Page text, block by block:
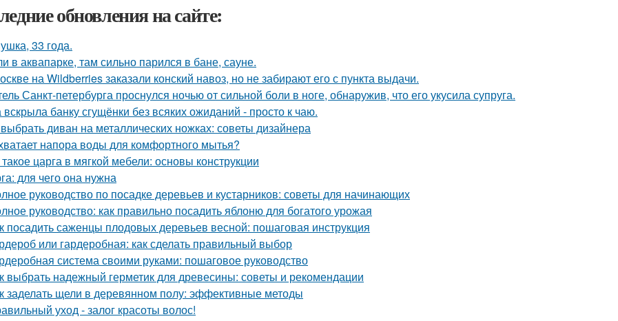
обновления на сайте:
33 года.
в аквапарке, там сильно парился в бане, сауне.
на Wildberries заказали конский навоз, но не забирают его с пункта выдачи.
Санкт-петербурга проснулся ночью от сильной боли в ноге, обнаружив, что его укусила супруга.
банку сгущёнки без всяких ожиданий - просто к чаю.
диван на металлических ножках: советы дизайнера
напора воды для комфортного мытья?
царга в мягкой мебели: основы конструкции
для чего она нужна
руководство по посадке деревьев и кустарников: советы для начинающих
руководство: как правильно посадить яблоню для богатого урожая
посадить саженцы плодовых деревьев весной: пошаговая инструкция
или гардеробная: как сделать правильный выбор
система своими руками: пошаговое руководство
выбрать надежный герметик для древесины: советы и рекомендации
заделать щели в деревянном полу: эффективные методы
уход - залог красоты волос!